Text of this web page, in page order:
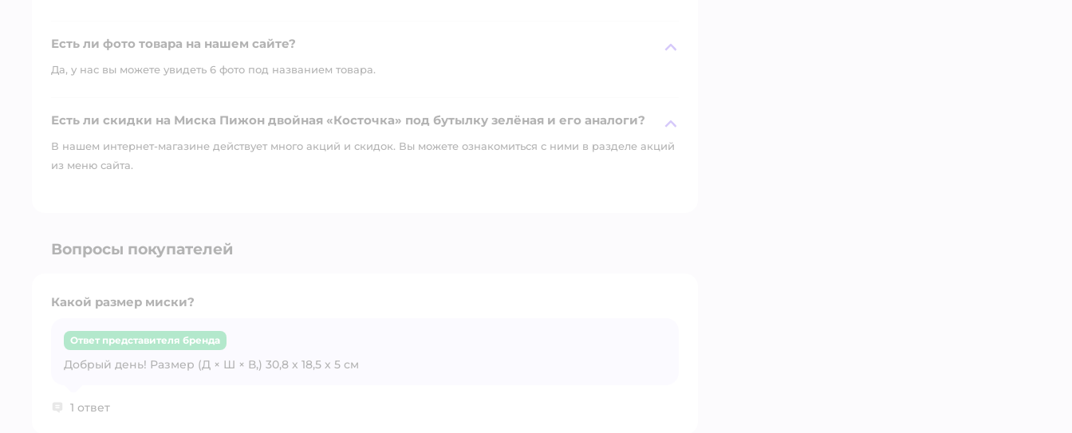
Есть ли фото товара на нашем сайте?
Да, у нас вы можете увидеть 6 фото под названием товара.
Есть ли скидки на Миска Пижон двойная «Косточка» под бутылку зелёная и его аналоги?
В нашем интернет-магазине действует много акций и скидок. Вы можете ознакомиться с ними в разделе акций
из меню сайта.
Вопросы покупателей
Какой размер миски?
Ответ представителя бренда
Добрый день! Размер (Д × Ш × В,) 30,8 х 18,5 х 5 см
1 ответ